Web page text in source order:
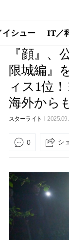
イシュー IT／
『顔』、
限城編』
ィス1位
海外から
スターライト
0 シ